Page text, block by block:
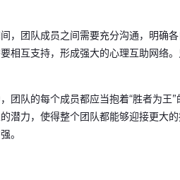
，团队成员之间需要充分沟通，明确
相互支持，形成强大的心理互助网络
团队的每个成员都应当抱着“胜者为王
潜力，使得整个团队都能够迎接更大
。